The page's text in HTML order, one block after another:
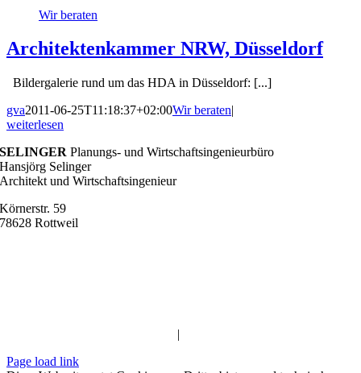
Wir beraten
Architektenkammer NRW, Düsseldorf
Bildergalerie rund um das HDA in Düsseldorf: [...]
gva2011-06-25T11:18:37+02:00Wir beraten|
weiterlesen
SELINGER Planungs- und Wirtschaftsingenieurbüro
Hansjörg Selinger
Architekt und Wirtschaftsingenieur
Körnerstr. 59
78628 Rottweil
|
Page load link